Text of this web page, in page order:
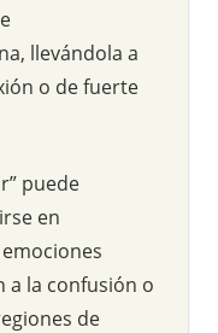
llevándola a
o de fuerte
puede
en
a la confusión o
de